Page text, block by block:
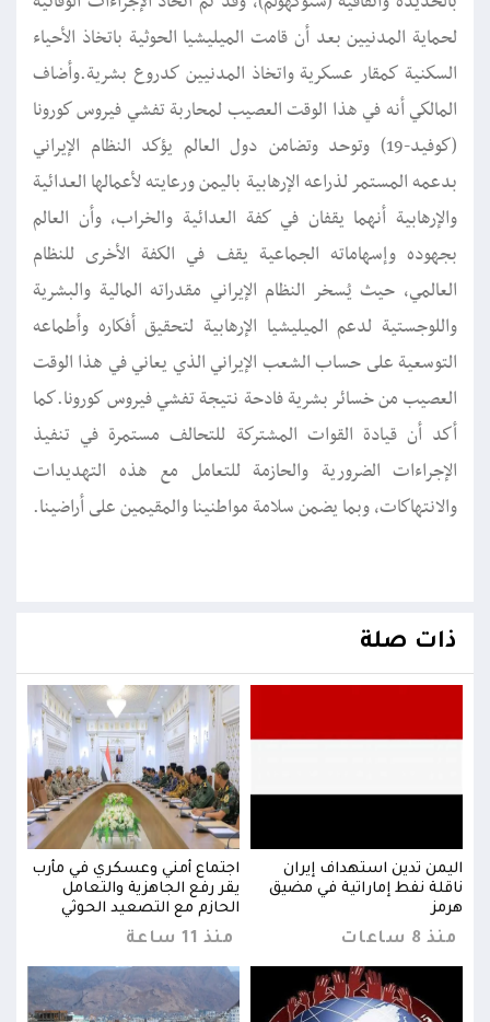
لحماية المدنيين بعد أن قامت الميليشيا الحوثية باتخاذ الأحياء
السكنية كمقار عسكرية واتخاذ المدنيين كدروع بشرية.وأضاف
المالكي أنه في هذا الوقت العصيب لمحاربة تفشي فيروس كورونا
(كوفيد-19) وتوحد وتضامن دول العالم يؤكد النظام الإيراني
بدعمه المستمر لذراعه الإرهابية باليمن ورعايته لأعمالها العدائية
والإرهابية أنهما يقفان في كفة العدائية والخراب، وأن العالم
بجهوده وإسهاماته الجماعية يقف في الكفة الأخرى للنظام
العالمي، حيث يُسخر النظام الإيراني مقدراته المالية والبشرية
واللوجستية لدعم الميليشيا الإرهابية لتحقيق أفكاره وأطماعه
التوسعية على حساب الشعب الإيراني الذي يعاني في هذا الوقت
العصيب من خسائر بشرية فادحة نتيجة تفشي فيروس كورونا.كما
أكد أن قيادة القوات المشتركة للتحالف مستمرة في تنفيذ
الإجراءات الضرورية والحازمة للتعامل مع هذه التهديدات
والانتهاكات، وبما يضمن سلامة مواطنينا والمقيمين على أراضينا.
ذات صلة
اليمن تدين استهداف إيران
ناقلة نفط إماراتية في مضيق
هرمز
منذ 8 ساعات
اجتماع أمني وعسكري في مأرب
يقر رفع الجاهزية والتعامل
الحازم مع التصعيد الحوثي
منذ 11 ساعة